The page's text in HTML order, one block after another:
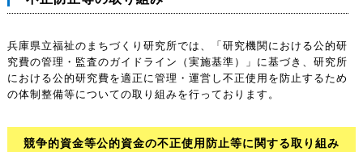
兵庫県立福祉のまちづくり研究所では、「研究機関における公的研
究費の管理・監査のガイドライン（実施基準）」に基づき、研究所
における公的研究費を適正に管理・運営し不正使用を防止するため
の体制整備等についての取り組みを行っております。
競争的資金等公的資金の不正使用防止等に関する取り組み